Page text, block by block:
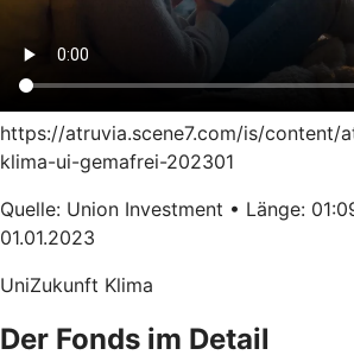
https://atruvia.scene7.com/is/content/
klima-ui-gemafrei-202301
Quelle: Union Investment • Länge:
01.01.2023
UniZukunft Klima
Der Fonds im Detail